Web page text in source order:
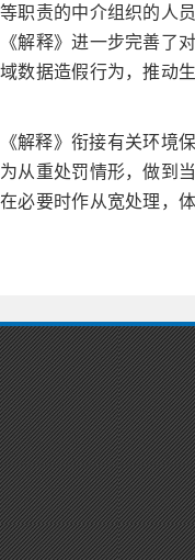
职责的中介组织的人
解释》进一步完善了
数据造假行为，推动
释》衔接有关环境
从重处罚情形，做到
必要时作从宽处理，